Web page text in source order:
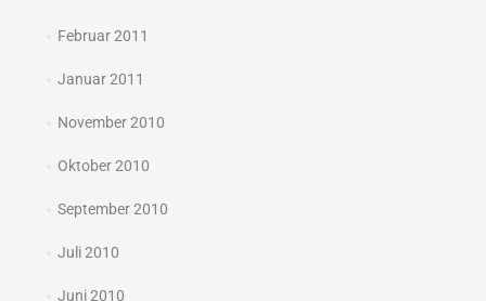
Februar 2011
Januar 2011
November 2010
Oktober 2010
September 2010
Juli 2010
Juni 2010